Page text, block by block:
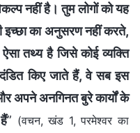
नहीं है। तुम लोगों को यह
इच्छा का अनुसरण नहीं करते,
तथ्य है जिसे कोई व्यक्ति
किए जाते हैं, वे सब इस
अपने अनगिनत बुरे कार्यों के
” (वचन, खंड 1, परमेश्वर का